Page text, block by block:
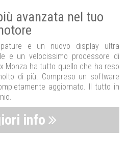
avanzata nel tuo
e un nuovo display ultra
e un velocissimo processore di
Monza ha tutto quello che ha reso
di più. Compreso un software
aggiornato. Il tutto in
info